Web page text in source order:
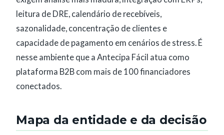
leitura de DRE, calendário de recebíveis,
sazonalidade, concentração de clientes e
capacidade de pagamento em cenários de stress. É
nesse ambiente que a Antecipa Fácil atua como
plataforma B2B com mais de 100 financiadores
conectados.
Mapa da entidade e da decisão